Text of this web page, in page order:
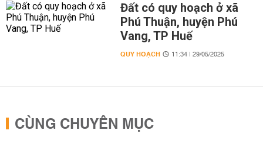
Đất có quy hoạch ở xã
Phú Thuận, huyện Phú
Vang, TP Huế
QUY HOẠCH 11:34 | 29/05/2025
CÙNG CHUYÊN MỤC